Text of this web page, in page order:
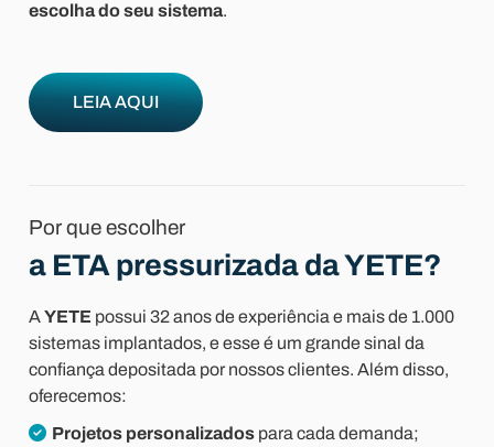
escolha do seu sistema.
LEIA AQUI
Por que escolher
a ETA pressurizada da YETE?
AYETE possui 32 anos de experiência e mais de 1.000
sistemas implantados, e esse é um grande sinal da
confiança depositada por nossos clientes. Além disso,
oferecemos:
Projetos personalizados para cada demanda;